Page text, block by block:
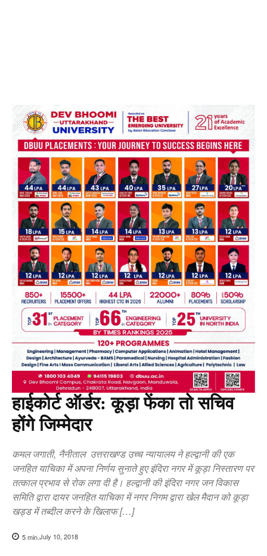
हाईकोर्ट ऑर्डर: कूड़ा फेंका तो सचिव
होंगे जिम्मेदार
कमल जगाती, नैनीताल उत्तराखण्ड उच्च न्यायालय ने हल्द्वानी की एक
जनहित याचिका में अपना निर्णय सुनाते हुए इंदिरा नगर में कूड़ा निस्तारण पर
तत्काल प्रभाव से रोक लगा दी है। हल्द्वानी की इंदिरा नगर जन विकास
समिति द्वारा दायर जनहित याचिका में नगर निगम द्वारा खेल मैदान को कूड़ा
खड्ड में तब्दील करने के खिलाफ […]
5min.July 10, 2018